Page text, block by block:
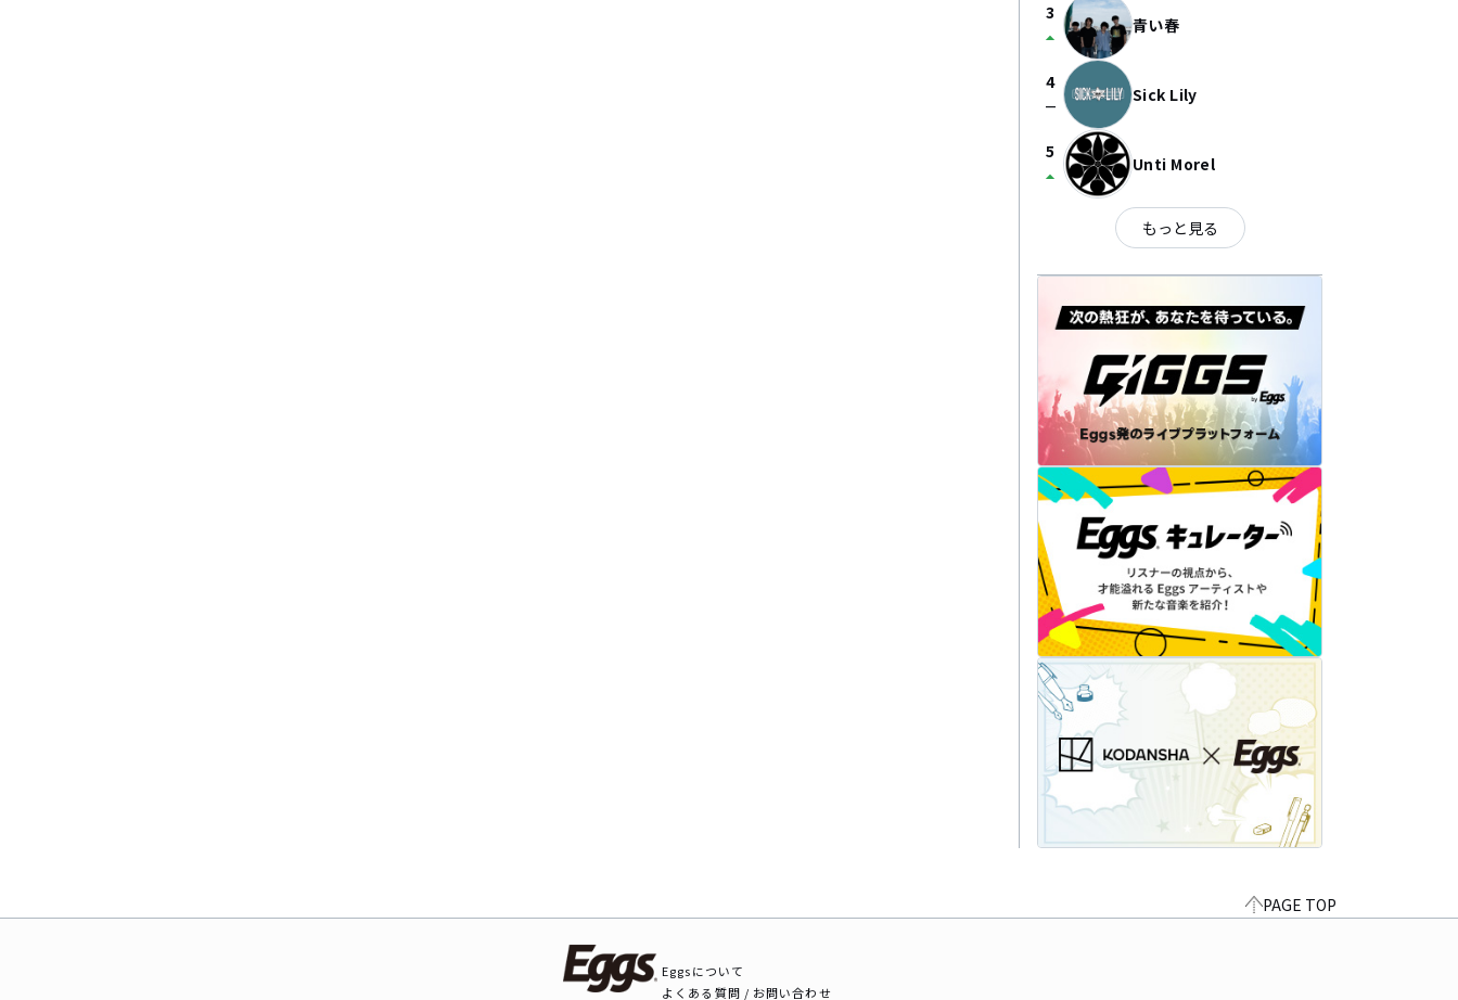
3
arrow_drop_up 青い春
4
check_indeterminate_small Sick Lily
5
arrow_drop_up Unti Morel
もっと見る
PAGE TOP
Eggsについて
よくある質問 / お問い合わせ